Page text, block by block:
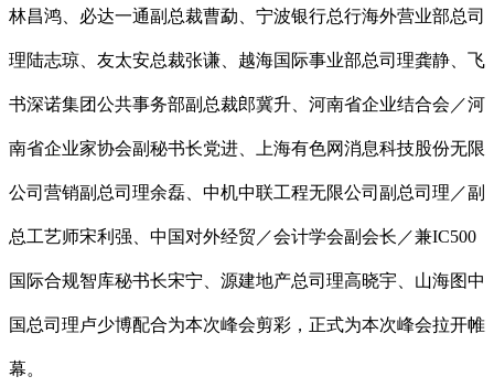
林昌鸿、必达一通副总裁曹勐、宁波银行总行海外营业部总司
理陆志琼、友太安总裁张谦、越海国际事业部总司理龚静、飞
书深诺集团公共事务部副总裁郎冀升、河南省企业结合会／河
南省企业家协会副秘书长党进、上海有色网消息科技股份无限
公司营销副总司理余磊、中机中联工程无限公司副总司理／副
总工艺师宋利强、中国对外经贸／会计学会副会长／兼IC500
国际合规智库秘书长宋宁、源建地产总司理高晓宇、山海图中
国总司理卢少博配合为本次峰会剪彩，正式为本次峰会拉开帷
幕。